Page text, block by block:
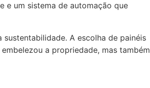
e um sistema de automação que
A escolha de painéis
a propriedade, mas também